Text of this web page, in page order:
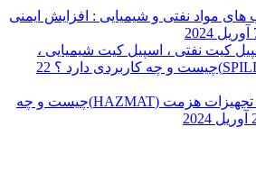
مواد نفتی و شیمیایی : افزایش ایمنی
22
تجهیزات هزمت (HAZMAT)چیست و چه